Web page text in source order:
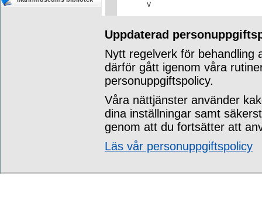
V
Uppdaterad
Nytt regelverk för behandling
därför gått igenom våra
personuppgiftspolicy.
Våra nättjänster använder
dina inställningar samt
genom att du fortsätter att
Läs vår personuppgiftspolicy